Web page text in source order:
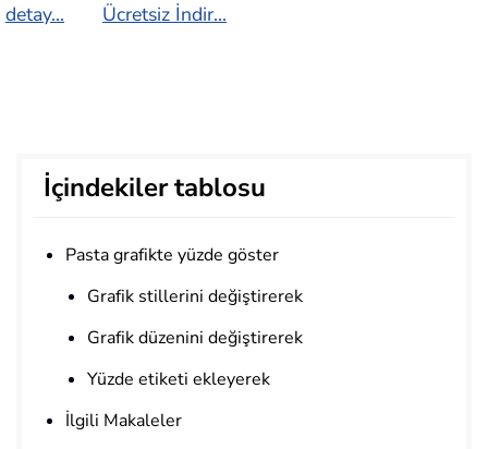
detay...
Ücretsiz İndir...
İçindekiler tablosu
Pasta grafikte yüzde göster
Grafik stillerini değiştirerek
Grafik düzenini değiştirerek
Yüzde etiketi ekleyerek
İlgili Makaleler